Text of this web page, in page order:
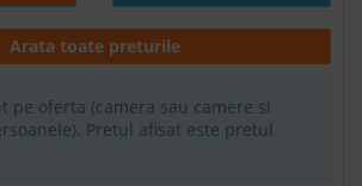
Arata toate preturile
pe oferta (camera sau camere si
Pretul afisat este pretul